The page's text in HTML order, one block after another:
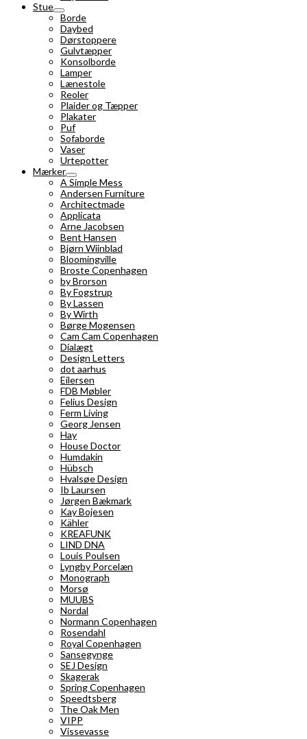
Stue
Borde
Daybed
Dørstoppere
Gulvtæpper
Konsolborde
Lamper
Lænestole
Reoler
Plaider og Tæpper
Plakater
Puf
Sofaborde
Vaser
Urtepotter
Mærker
A Simple Mess
Andersen Furniture
Architectmade
Applicata
Arne Jacobsen
Bent Hansen
Bjørn Wiinblad
Bloomingville
Broste Copenhagen
by Brorson
By Fogstrup
By Lassen
By Wirth
Børge Mogensen
Cam Cam Copenhagen
Dialægt
Design Letters
dot aarhus
Eilersen
FDB Møbler
Felius Design
Ferm Living
Georg Jensen
Hay
House Doctor
Humdakin
Hübsch
Hvalsøe Design
Ib Laursen
Jørgen Bækmark
Kay Bojesen
Kähler
KREAFUNK
LIND DNA
Louis Poulsen
Lyngby Porcelæn
Monograph
Morsø
MUUBS
Nordal
Normann Copenhagen
Rosendahl
Royal Copenhagen
Sansegynge
SEJ Design
Skagerak
Spring Copenhagen
Speedtsberg
The Oak Men
VIPP
Vissevasse